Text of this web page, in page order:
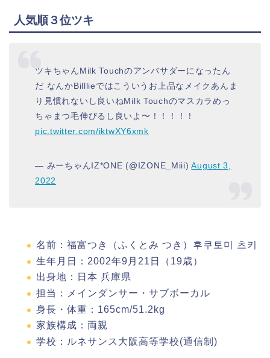
人気順３位ツキ
ツキちゃんMilk Touchのアンバサダーになったん
だ なんかBilllieではこういうお上品なメイクあんま
り見慣れないし良いねMilk Touchのマスカラめっ
ちゃまつ毛伸びるし良いよ〜！！！！！
pic.twitter.com/iktwXY6xmk
— みーちゃんIZ*ONE (@IZONE_Miii)August 3,
2022
名前：福富つき（ふくとみ つき）후쿠토미 츠키
生年月日：2002年9月21日（19歳）
出身地：日本 兵庫県
担当：メインダンサー・サブボーカル
身長・体重：165cm/51.2kg
家族構成：両親
学校：ルネサンス大阪高等学校(通信制)